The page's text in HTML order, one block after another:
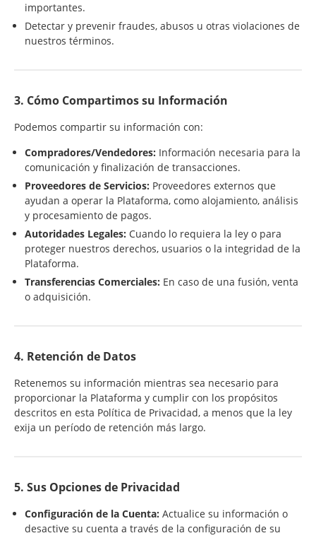
importantes.
Detectar y prevenir fraudes, abusos u otras violaciones de
nuestros términos.
3. Cómo Compartimos su Información
Podemos compartir su información con:
Compradores/Vendedores: Información necesaria para la
comunicación y finalización de transacciones.
Proveedores de Servicios: Proveedores externos que
ayudan a operar la Plataforma, como alojamiento, análisis
y procesamiento de pagos.
Autoridades Legales: Cuando lo requiera la ley o para
proteger nuestros derechos, usuarios o la integridad de la
Plataforma.
Transferencias Comerciales: En caso de una fusión, venta
o adquisición.
4. Retención de Datos
Retenemos su información mientras sea necesario para
proporcionar la Plataforma y cumplir con los propósitos
descritos en esta Política de Privacidad, a menos que la ley
exija un período de retención más largo.
5. Sus Opciones de Privacidad
Configuración de la Cuenta: Actualice su información o
desactive su cuenta a través de la configuración de su